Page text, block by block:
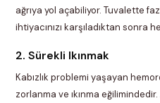
ağrıya yol açabiliyor. Tuvalette
ihtiyacınızı karşıladıktan sonra
2. Sürekli Ikınmak
Kabızlık problemi yaşayan
zorlanma ve ıkınma